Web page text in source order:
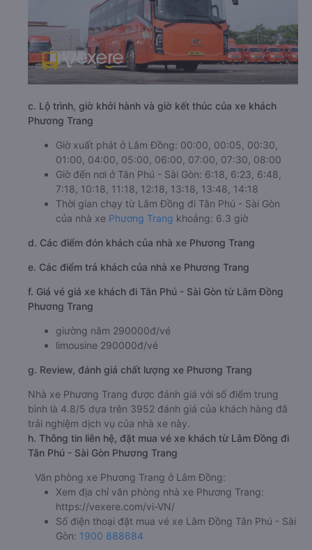
c. Lộ trình, giờ khởi hành và giờ kết thúc của xe khách
Phương Trang
Giờ xuất phát ở Lâm Đồng: 00:00, 00:05, 00:30,
01:00, 04:00, 05:00, 06:00, 07:00, 07:30, 08:00
Giờ đến nơi ở Tân Phú - Sài Gòn: 6:18, 6:23, 6:48,
7:18, 10:18, 11:18, 12:18, 13:18, 13:48, 14:18
Thời gian chạy từ Lâm Đồng đi Tân Phú - Sài Gòn
của nhà xe Phương Trang khoảng: 6.3 giờ
d. Các điểm đón khách của nhà xe Phương Trang
e. Các điểm trả khách của nhà xe Phương Trang
f. Giá vé giá xe khách đi Tân Phú - Sài Gòn từ Lâm Đồng
Phương Trang
giường nằm 290000đ/vé
limousine 290000đ/vé
g. Review, đánh giá chất lượng xe Phương Trang
Nhà xe Phương Trang được đánh giá với số điểm trung
bình là 4.8/5 dựa trên 3952 đánh giá của khách hàng đã
trải nghiệm dịch vụ của nhà xe này.
h. Thông tin liên hệ, đặt mua vé xe khách từ Lâm Đồng đi
Tân Phú - Sài Gòn Phương Trang
Văn phòng xe Phương Trang ở Lâm Đồng:
Xem địa chỉ văn phòng nhà xe Phương Trang:
https://vexere.com/vi-VN/
Số điện thoại đặt mua vé xe Lâm Đồng Tân Phú - Sài
Gòn: 1900 888684